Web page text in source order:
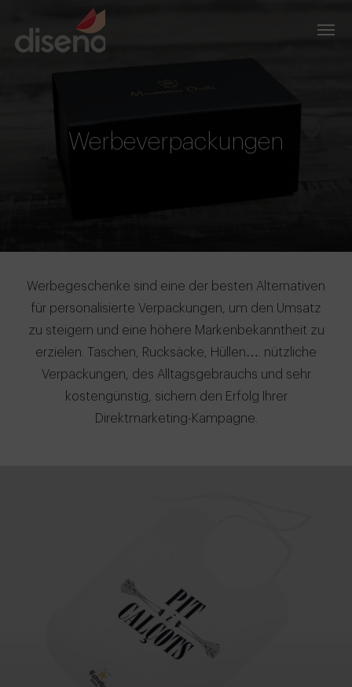
Werbeverpackungen
Werbegeschenke sind eine der besten Alternativen
für personalisierte Verpackungen, um den Umsatz
zu steigern und eine höhere Markenbekanntheit zu
erzielen. Taschen, Rucksäcke, Hüllen…. nützliche
Verpackungen, des Alltagsgebrauchs und sehr
kostengünstig, sichern den Erfolg Ihrer
Direktmarketing-Kampagne.